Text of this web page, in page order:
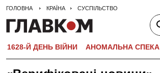
ГОЛОВНА КРАЇНА СУСПІЛЬСТВО
1628-Й ДЕНЬ ВІЙНИ АНОМАЛЬНА СПЕКА